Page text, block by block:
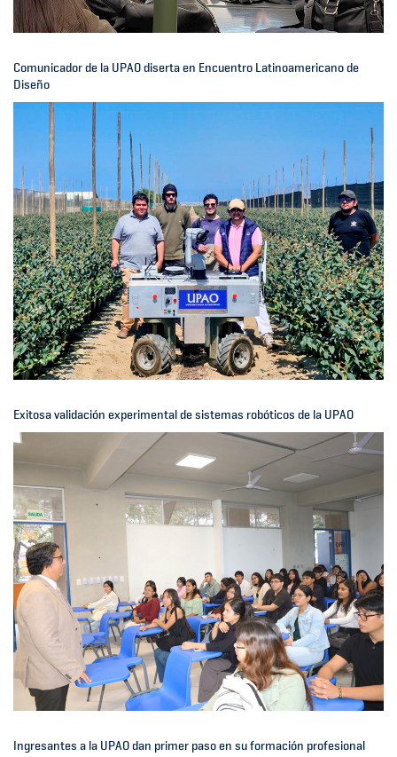
Comunicador de la UPAO diserta en Encuentro Latinoamericano de
Diseño
Exitosa validación experimental de sistemas robóticos de la UPAO
Ingresantes a la UPAO dan primer paso en su formación profesional